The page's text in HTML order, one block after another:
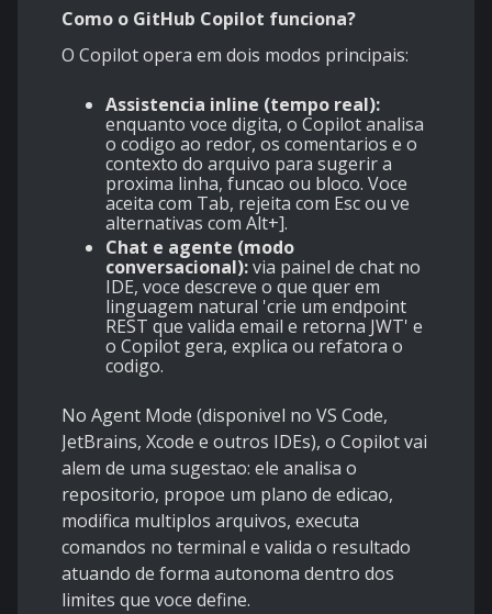
Como o GitHub Copilot funciona?
O Copilot opera em dois modos principais:
Assistencia inline (tempo real):
enquanto voce digita, o Copilot analisa
o codigo ao redor, os comentarios e o
contexto do arquivo para sugerir a
proxima linha, funcao ou bloco. Voce
aceita com Tab, rejeita com Esc ou ve
alternativas com Alt+].
Chat e agente (modo
conversacional):via painel de chat no
IDE, voce descreve o que quer em
linguagem natural 'crie um endpoint
REST que valida email e retorna JWT' e
o Copilot gera, explica ou refatora o
codigo.
No Agent Mode (disponivel no VS Code,
JetBrains, Xcode e outros IDEs), o Copilot vai
alem de uma sugestao: ele analisa o
repositorio, propoe um plano de edicao,
modifica multiplos arquivos, executa
comandos no terminal e valida o resultado
atuando de forma autonoma dentro dos
limites que voce define.